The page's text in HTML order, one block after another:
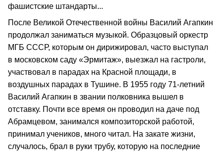
фашистские штандарты...
После Великой Отечественной войны Василий Агапкин
продолжал заниматься музыкой. Образцовый оркестр
МГБ СССР, которым он дирижировал, часто выступал
в московском саду «Эрмитаж», выезжал на гастроли,
участвовал в парадах на Красной площади, в
воздушных парадах в Тушине. В 1955 году 71-летний
Василий Агапкин в звании полковника вышел в
отставку. Почти все время он проводил на даче под
Абрамцевом, занимался композиторской работой,
принимал учеников, много читал. На закате жизни,
случалось, брал в руки трубу, которую на последние